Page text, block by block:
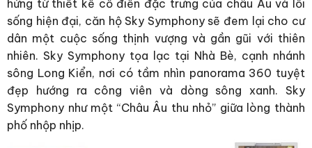
hứng từ thiết kế cổ điển đặc trưng của châu Âu và lối
sống hiện đại, căn hộ Sky Symphony sẽ đem lại cho cư
dân một cuộc sống thịnh vượng và gần gũi với thiên
nhiên. Sky Symphony tọa lạc tại Nhà Bè, cạnh nhánh
sông Long Kiển, nơi có tầm nhìn panorama 360 tuyệt
đẹp hướng ra công viên và dòng sông xanh. Sky
Symphony như một “Châu Âu thu nhỏ” giữa lòng thành
phố nhộp nhịp.